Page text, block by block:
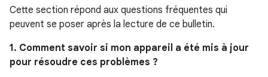
Cette section répond aux questions fréquentes qui
peuvent se poser après la lecture de ce bulletin.
1. Comment savoir si mon appareil a été mis à jour
pour résoudre ces problèmes ?